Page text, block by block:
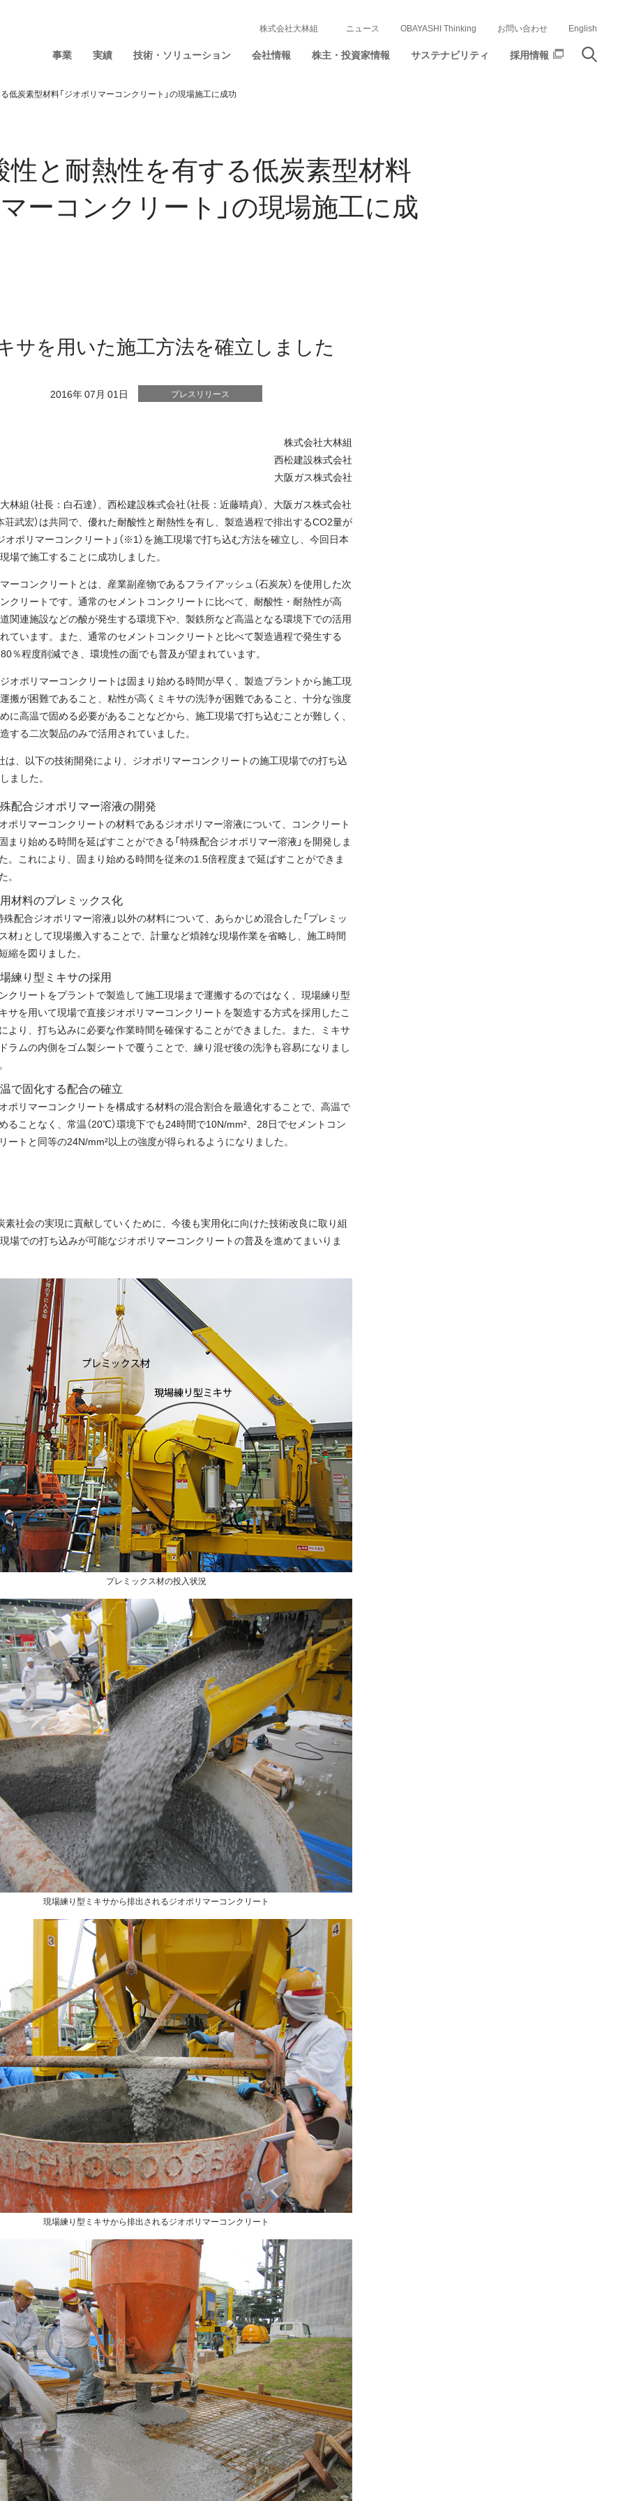
事業 実績 技術・ソリューション 会社情報 株主・投資家情報 サステナビリティ 採用情報
株式会社大林組 ニュース OBAYASHI Thinking お問い合わせ English
低炭素型材料「ジオポリマーコンクリート」の現場施工に成功
性と耐熱性を有する低炭素型材料
ーコンクリート」の現場施工に成
サを用いた施工方法を確立しました
2016年 07月 01日 プレスリリース
株式会社大林組
西松建設株式会社
大阪ガス株式会社
林組（社長：白石達）、西松建設株式会社（社長：近藤晴貞）、大阪ガス株式会社
荘武宏）は共同で、優れた耐酸性と耐熱性を有し、製造過程で排出するCO2量が
オポリマーコンクリート」（※1）を施工現場で打ち込む方法を確立し、今回日本
場で施工することに成功しました。
ーコンクリートとは、産業副産物であるフライアッシュ（石炭灰）を使用した次
クリートです。通常のセメントコンクリートに比べて、耐酸性・耐熱性が高
関連施設などの酸が発生する環境下や、製鉄所など高温となる環境下での活用
ています。また、通常のセメントコンクリートと比べて製造過程で発生する
％程度削減でき、環境性の面でも普及が望まれています。
オポリマーコンクリートは固まり始める時間が早く、製造プラントから施工現
搬が困難であること、粘性が高くミキサの洗浄が困難であること、十分な強度
に高温で固める必要があることなどから、施工現場で打ち込むことが難しく、
する二次製品のみで活用されていました。
は、以下の技術開発により、ジオポリマーコンクリートの施工現場での打ち込
ました。
配合ジオポリマー溶液の開発
ポリマーコンクリートの材料であるジオポリマー溶液について、コンクリート
まり始める時間を延ばすことができる「特殊配合ジオポリマー溶液」を開発しま
。これにより、固まり始める時間を従来の1.5倍程度まで延ばすことができま
。
材料のプレミックス化
殊配合ジオポリマー溶液」以外の材料について、あらかじめ混合した「プレミッ
材」として現場搬入することで、計量など煩雑な現場作業を省略し、施工時間
縮を図りました。
練り型ミキサの採用
クリートをプラントで製造して施工現場まで運搬するのではなく、現場練り型
サを用いて現場で直接ジオポリマーコンクリートを製造する方式を採用したこ
より、打ち込みに必要な作業時間を確保することができました。また、ミキサ
ラムの内側をゴム製シートで覆うことで、練り混ぜ後の洗浄も容易になりまし
で固化する配合の確立
ポリマーコンクリートを構成する材料の混合割合を最適化することで、高温で
ることなく、常温（20℃）環境下でも24時間で10N/mm²、28日でセメントコン
ートと同等の24N/mm²以上の強度が得られるようになりました。
素社会の実現に貢献していくために、今後も実用化に向けた技術改良に取り組
場での打ち込みが可能なジオポリマーコンクリートの普及を進めてまいりま
プレミックス材の投入状況
現場練り型ミキサから排出されるジオポリマーコンクリート
現場練り型ミキサから排出されるジオポリマーコンクリート